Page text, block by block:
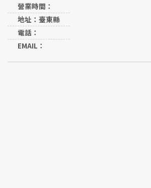
營業時間：
地址：臺東縣
電話：
EMAIL：